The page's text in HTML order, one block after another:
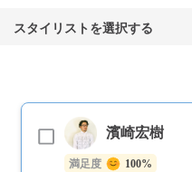
スタイリストを選択する
濱崎宏樹
満足度 100%